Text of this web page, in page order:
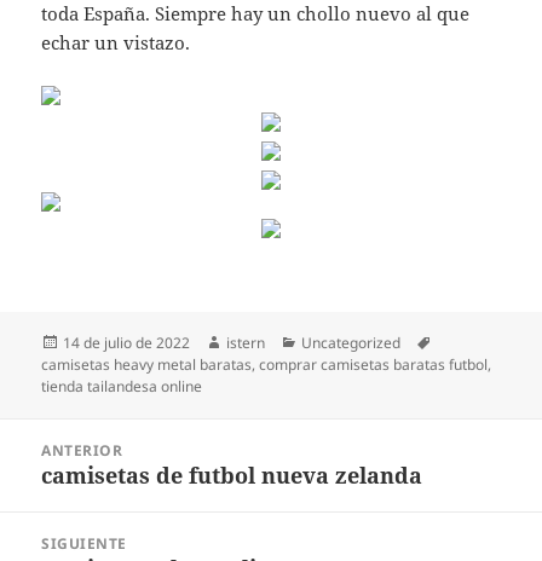
toda España. Siempre hay un chollo nuevo al que
echar un vistazo.
Publicado
el
14 de julio de 2022 Autor
istern Categorías
Uncategorized
camisetas heavy metal baratas,comprar camisetas baratas futbol,
tienda tailandesa online
entradas
ANTERIOR
Entrada
camisetas de futbol nueva zelanda
SIGUIENTE